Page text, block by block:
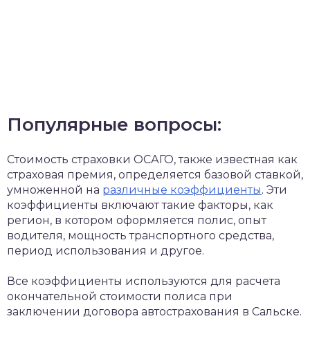
Популярные вопросы:
Стоимость страховки ОСАГО, также известная как
страховая премия, определяется базовой ставкой,
умноженной на различные коэффициенты. Эти
коэффициенты включают такие факторы, как
регион, в котором оформляется полис, опыт
водителя, мощность транспортного средства,
период использования и другое.
Все коэффициенты используются для расчета
окончательной стоимости полиса при
заключении договора автострахования в Сальске.